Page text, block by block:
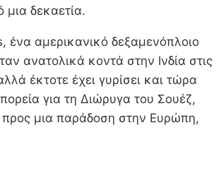
μια δεκαετία.
ένα αμερικανικό δεξαμενόπλοιο
ανατολικά κοντά στην Ινδία στις
έκτοτε έχει γυρίσει και τώρα
για τη Διώρυγα του Σουέζ,
προς μια παράδοση στην Ευρώπη,